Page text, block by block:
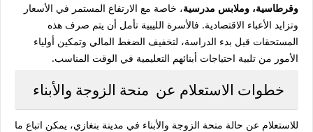
وقرطاسية، وملابس مدرسية، خاصة مع الارتفاع المستمر في الأسعار
وتزايد الأعباء الاقتصادية. فالأسرة الليبية تأمل أن يتم صرف هذه
المستحقات قبل بدء الدراسة، لتخفيف الضغط المالي وتمكين أولياء
الأمور من تلبية احتياجات أبنائهم التعليمية في الوقت المناسب.
خطوات الاستعلام عن منحة الزوجة والأبناء
للاستعلام عن حالة منحة الزوجة والأبناء في مدينة بنغازي، يمكن اتباع ما